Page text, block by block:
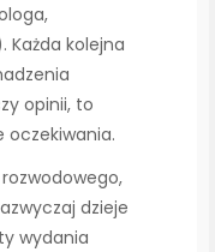
kolejna
opinii, to
dzieje
wydania